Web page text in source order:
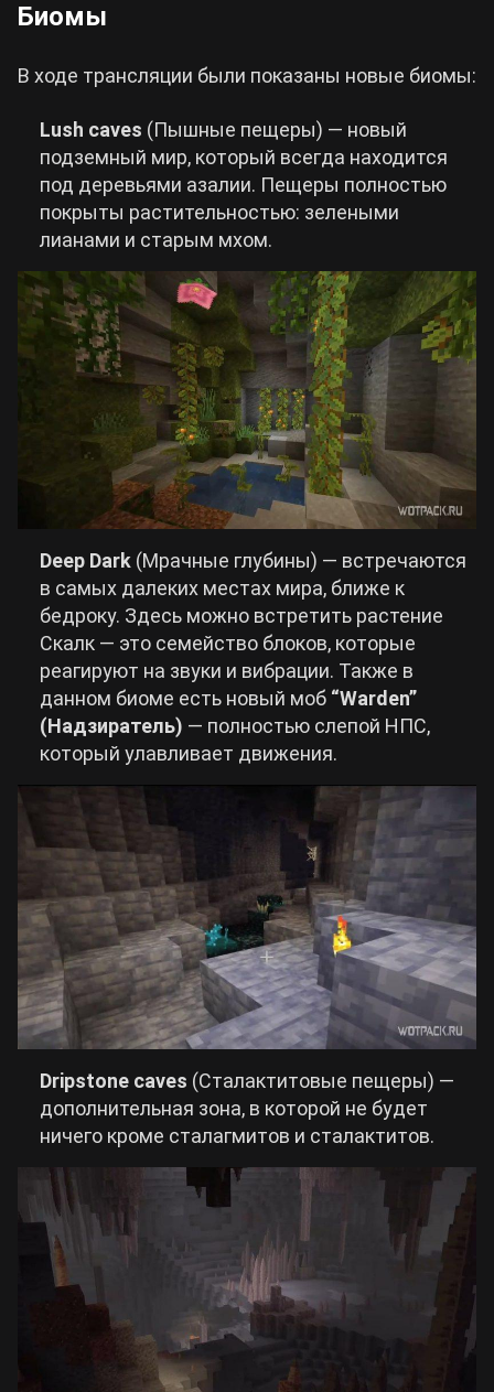
Cyberpunk 2077
Все игры
Биомы
В ходе трансляции были показаны новые биомы:
Lush caves (Пышные пещеры) — новый
подземный мир, который всегда находится
под деревьями азалии. Пещеры полностью
покрыты растительностью: зелеными
лианами и старым мхом.
Deep Dark (Мрачные глубины) — встречаются
в самых далеких местах мира, ближе к
бедроку. Здесь можно встретить растение
Скалк — это семейство блоков, которые
реагируют на звуки и вибрации. Также в
данном биоме есть новый моб “Warden”
(Надзиратель) — полностью слепой НПС,
который улавливает движения.
Dripstone caves (Сталактитовые пещеры) —
дополнительная зона, в которой не будет
ничего кроме сталагмитов и сталактитов.